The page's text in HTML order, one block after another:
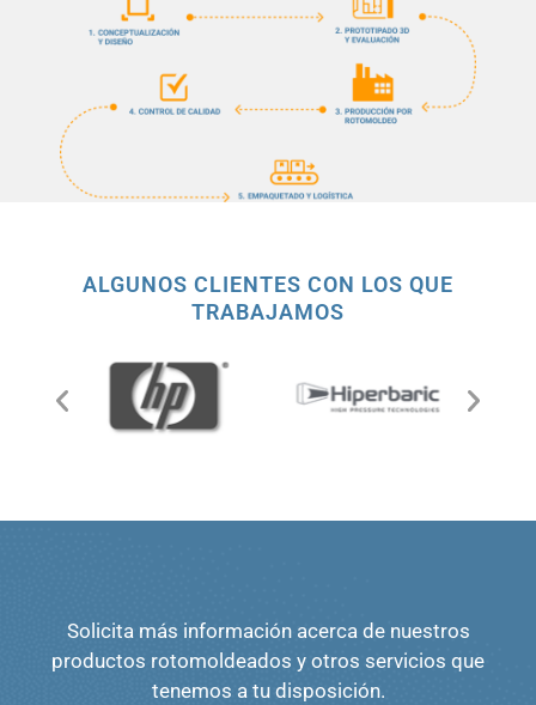
ALGUNOS CLIENTES CON LOS QUE
TRABAJAMOS
Solicita más información acerca de nuestros
productos rotomoldeados y otros servicios que
tenemos a tu disposición.